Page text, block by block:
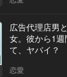
広告代理店男
女。彼から1
て、ヤバイ？
恋愛